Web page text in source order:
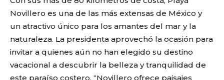
Novillero es una de las más extensas de México y
un atractivo único para los amantes del mar y la
naturaleza. La presidenta aprovechó la ocasión para
invitar a quienes aún no han elegido su destino
vacacional a descubrir la belleza y tranquilidad de
este paraíso costero. “Novillero ofrece paisajes